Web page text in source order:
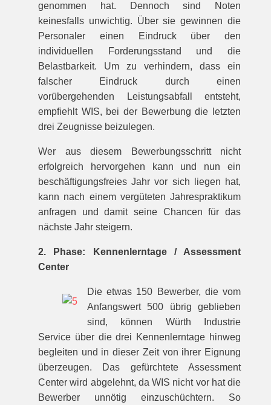
genommen hat. Dennoch sind Noten
keinesfalls unwichtig. Über sie gewinnen die
Personaler einen Eindruck über den
individuellen Forderungsstand und die
Belastbarkeit. Um zu verhindern, dass ein
falscher Eindruck durch einen
vorübergehenden Leistungsabfall entsteht,
empfiehlt WIS, bei der Bewerbung die letzten
drei Zeugnisse beizulegen.
Wer aus diesem Bewerbungsschritt nicht
erfolgreich hervorgehen kann und nun ein
beschäftigungsfreies Jahr vor sich liegen hat,
kann nach einem vergüteten Jahrespraktikum
anfragen und damit seine Chancen für das
nächste Jahr steigern.
2. Phase: Kennenlerntage / Assessment
Center
Die etwas 150 Bewerber, die vom
Anfangswert 500 übrig geblieben
sind, können Würth Industrie
Service über die drei Kennenlerntage hinweg
begleiten und in dieser Zeit von ihrer Eignung
überzeugen. Das gefürchtete Assessment
Center wird abgelehnt, da WIS nicht vor hat die
Bewerber unnötig einzuschüchtern. So